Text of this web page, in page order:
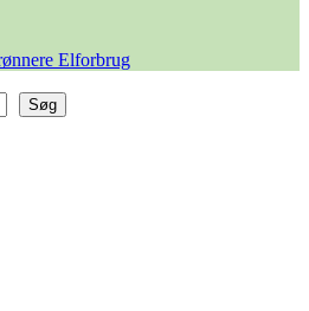
Elforbrug
Søg